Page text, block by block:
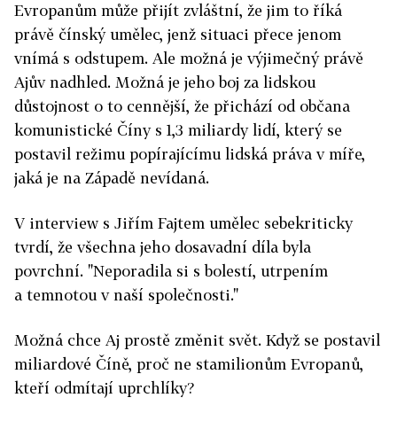
Evropanům může přijít zvláštní, že jim to říká
právě čínský umělec, jenž situaci přece jenom
vnímá s odstupem. Ale možná je výjimečný právě
Ajův nadhled. Možná je jeho boj za lidskou
důstojnost o to cennější, že přichází od občana
komunistické Číny s 1,3 miliardy lidí, který se
postavil režimu popírajícímu lidská práva v míře,
jaká je na Západě nevídaná.
V interview s Jiřím Fajtem umělec sebekriticky
tvrdí, že všechna jeho dosavadní díla byla
povrchní. "Neporadila si s bolestí, utrpením
a temnotou v naší společnosti."
Možná chce Aj prostě změnit svět. Když se postavil
miliardové Číně, proč ne stamilionům Evropanů,
kteří odmítají uprchlíky?